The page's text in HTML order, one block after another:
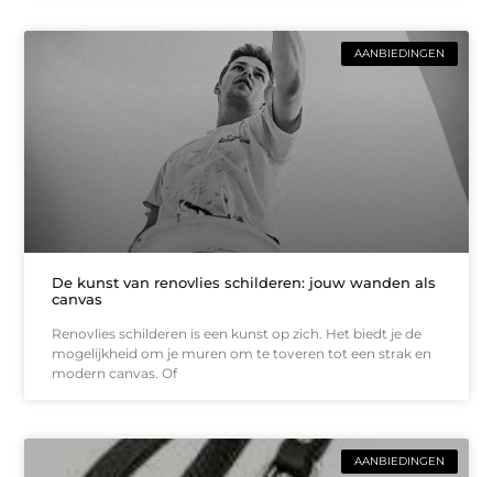
AANBIEDINGEN
De kunst van renovlies schilderen: jouw wanden als
canvas
Renovlies schilderen is een kunst op zich. Het biedt je de
mogelijkheid om je muren om te toveren tot een strak en
modern canvas. Of
AANBIEDINGEN